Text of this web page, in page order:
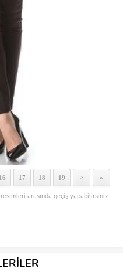
16 17 18 19 > »
arasında geçiş yapabilirsiniz.